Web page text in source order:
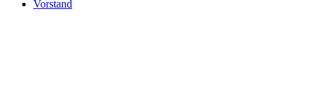
Vorstand